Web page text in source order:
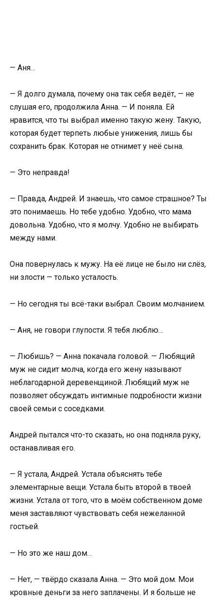
— Аня…
— Я долго думала, почему она так себя ведёт, — не
слушая его, продолжила Анна. — И поняла. Ей
нравится, что ты выбрал именно такую жену. Такую,
которая будет терпеть любые унижения, лишь бы
сохранить брак. Которая не отнимет у неё сына.
— Это неправда!
— Правда, Андрей. И знаешь, что самое страшное? Ты
это понимаешь. Но тебе удобно. Удобно, что мама
довольна. Удобно, что я молчу. Удобно не выбирать
между нами.
Она повернулась к мужу. На её лице не было ни слёз,
ни злости — только усталость.
— Но сегодня ты всё-таки выбрал. Своим молчанием.
— Аня, не говори глупости. Я тебя люблю…
— Любишь? — Анна покачала головой. — Любящий
муж не сидит молча, когда его жену называют
неблагодарной деревенщиной. Любящий муж не
позволяет обсуждать интимные подробности жизни
своей семьи с соседками.
Андрей пытался что-то сказать, но она подняла руку,
останавливая его.
— Я устала, Андрей. Устала объяснять тебе
элементарные вещи. Устала быть второй в твоей
жизни. Устала от того, что в моём собственном доме
меня заставляют чувствовать себя нежеланной
гостьей.
— Но это же наш дом…
— Нет, — твёрдо сказала Анна. — Это мой дом. Мои
кровные деньги за него заплачены. И я больше не